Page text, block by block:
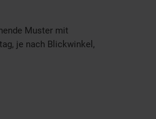
Muster mit
je nach Blickwinkel,